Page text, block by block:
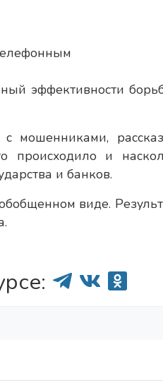
эффективности
мошенниками,
происходило и
и банков.
виде.